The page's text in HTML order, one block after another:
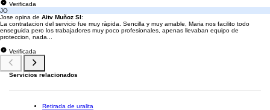
Verificada
JO
Jose opina de Aitv Muñoz Sl:
La contratacion del servicio fue muy ràpida. Sencilla y muy amable, Maria nos facilito todo
enseguida pero los trabajadores muy poco profesionales, apenas llevaban equipo de
proteccion, nada...
Verificada
Servicios relacionados
Retirada de uralita